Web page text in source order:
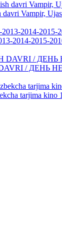
Vampir,
2014-2015-
/ ДЕНЬ
tarjima kino